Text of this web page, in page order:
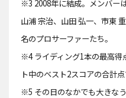
※3 2008年に結成。メンバー
山浦 宗治、山田 弘一、市東
名のプロサーファーたち。
※4 ライディング1本の最高得
ト中のベスト2スコアの合計点
※5 その日のなかでも大きな